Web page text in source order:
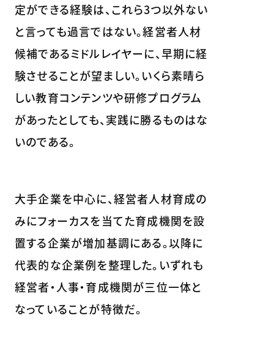
定ができる経験は、これら3つ以外ない
と言っても過言ではない。経営者人材
候補であるミドルレイヤーに、早期に経
験させることが望ましい。いくら素晴ら
しい教育コンテンツや研修プログラム
があったとしても、実践に勝るものはな
いのである。
大手企業を中心に、経営者人材育成の
みにフォーカスを当てた育成機関を設
置する企業が増加基調にある。以降に
代表的な企業例を整理した。いずれも
経営者・人事・育成機関が三位一体と
なっていることが特徴だ。